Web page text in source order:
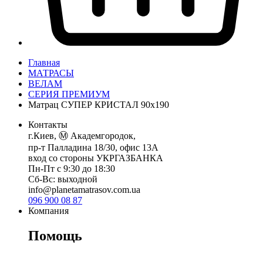
Главная
МАТРАСЫ
ВЕЛАМ
СЕРИЯ ПРЕМИУМ
Матрац СУПЕР КРИСТАЛ 90х190
Контакты
г.Киев, Ⓜ️ Академгородок,
пр-т Палладина 18/30, офис 13А
вход со стороны УКРГАЗБАНКА
Пн-Пт с 9:30 до 18:30
Сб-Вс: выходной
info@planetamatrasov.com.ua
096 900 08 87
Компания
Помощь